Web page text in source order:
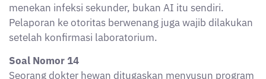
menekan infeksi sekunder, bukan AI itu sendiri.
Pelaporan ke otoritas berwenang juga wajib dilakukan
setelah konfirmasi laboratorium.
Soal Nomor 14
Seorang dokter hewan ditugaskan menyusun program